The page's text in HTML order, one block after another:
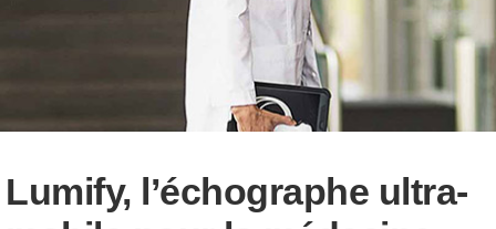
Lumify, l’échographe ultra-